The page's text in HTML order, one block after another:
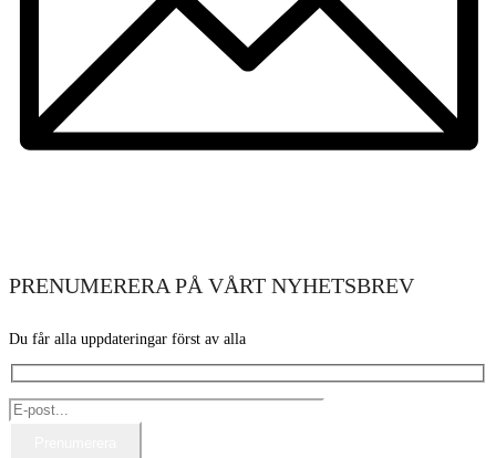
PRENUMERERA PÅ VÅRT NYHETSBREV
Du får alla uppdateringar först av alla